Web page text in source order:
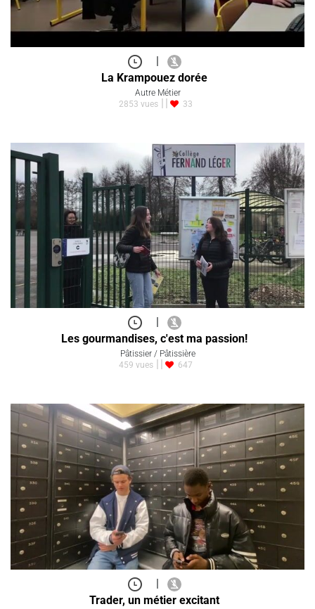
|
La Krampouez dorée
Autre Métier
2853 vues
33
Les gourmandises, c'est ma passion!
Pâtissier / Pâtissière
459 vues
647
|
Trader, un métier excitant